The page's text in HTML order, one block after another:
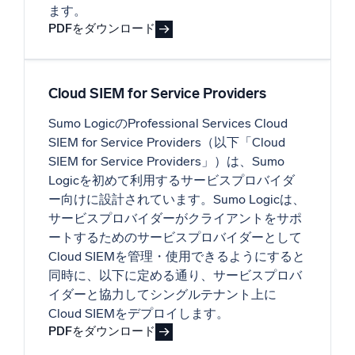
強力な統合
信頼され、認定済み
ます。
PDFをダウンロード
Cloud SIEM for Service Providers
Sumo LogicのProfessional Services Cloud
SIEM for Service Providers（以下「Cloud
SIEM for Service Providers」）は、Sumo
Logicを初めて利用するサービスプロバイダ
ー向けに設計されています。Sumo Logicは、
サービスプロバイダーがクライアントをサポ
ートするためのサービスプロバイダーとして
Cloud SIEMを管理・使用できるようにすると
同時に、以下に定める通り、サービスプロバ
イダーと協力してシングルテナント上に
Cloud SIEMをデプロイします。
PDFをダウンロード